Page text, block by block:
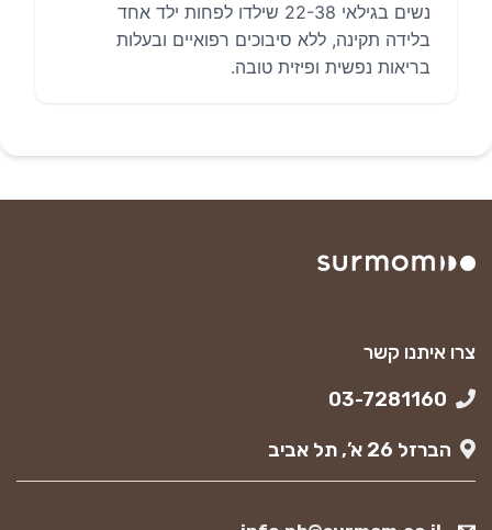
נשים בגילאי 22-38 שילדו לפחות ילד אחד
בלידה תקינה, ללא סיבוכים רפואיים ובעלות
בריאות נפשית ופיזית טובה.
צרו איתנו קשר
הברזל 26 א’, תל אביב